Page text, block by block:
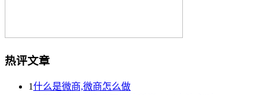
热评文章
1什么是微商,微商怎么做